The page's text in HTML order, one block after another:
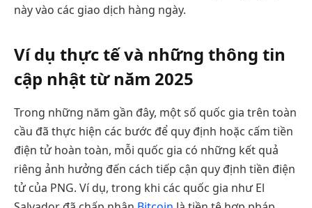
này vào các giao dịch hàng ngày.
Ví dụ thực tế và những thông tin
cập nhật từ năm 2025
Trong những năm gần đây, một số quốc gia trên toàn
cầu đã thực hiện các bước để quy định hoặc cấm tiền
điện tử hoàn toàn, mỗi quốc gia có những kết quả
riêng ảnh hưởng đến cách tiếp cận quy định tiền điện
tử của PNG. Ví dụ, trong khi các quốc gia như El